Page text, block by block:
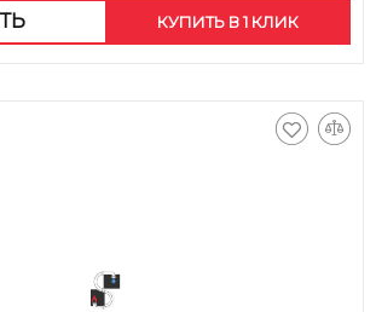
КУПИТЬ В 1 КЛИК